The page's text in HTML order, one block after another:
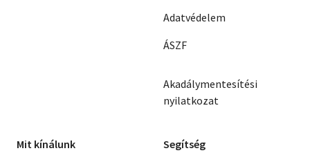
Adatvédelem
ÁSZF
Akadálymentesítési
nyilatkozat
Mit kínálunk Segítség